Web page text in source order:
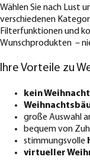
Wählen Sie nach Lust
verschiedenen
Filterfunktionen und
Wunschprodukten ­ –
Ihre Vorteile zu
kein
große Auswahl
bequem von
stimmungsvolle
virtueller